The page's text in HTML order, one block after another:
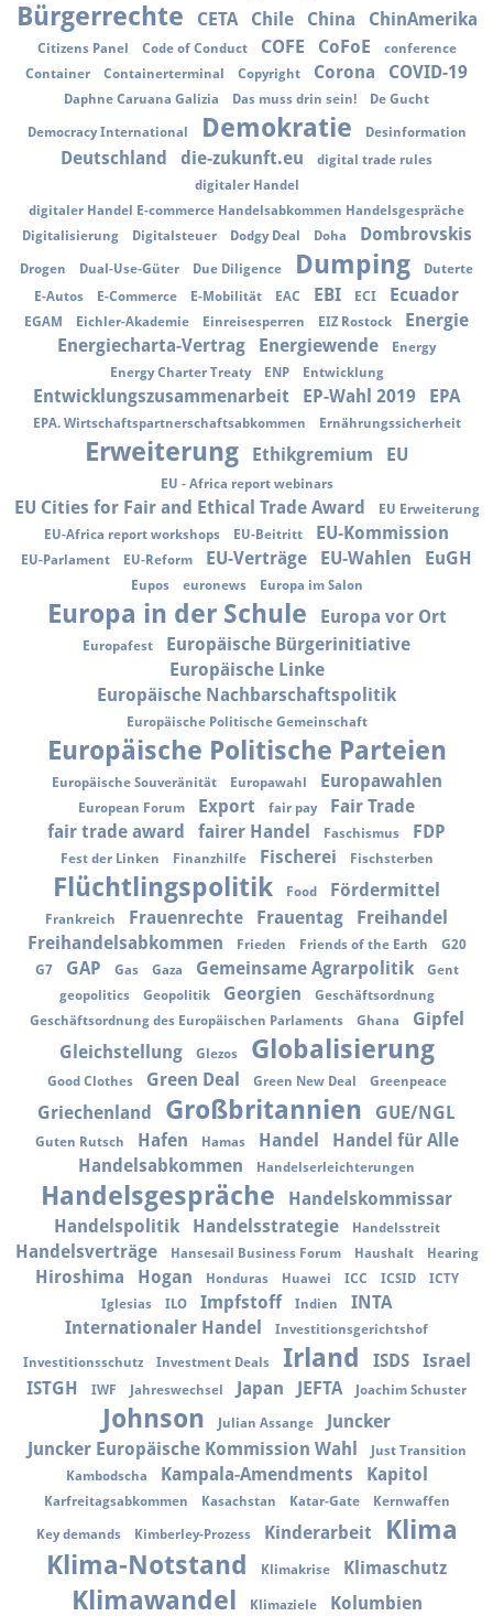
Bürgerrechte CETA Chile China ChinAmerika
Citizens Panel Code of Conduct COFE CoFoE
conference
Container
Containerterminal Copyright Corona COVID-19
Daphne Caruana Galizia Das muss drin sein! De Gucht
Democracy International Demokratie Desinformation
Deutschland die-zukunft.eu
digital trade rules
digitaler Handel
digitaler Handel E-commerce Handelsabkommen Handelsgespräche
Digitalisierung
Digitalsteuer Dodgy Deal Doha Dombrovskis
Drogen Dual-Use-Güter Due Diligence Dumping
Duterte
E-Autos
E-Commerce E-Mobilität EAC EBI ECI Ecuador
EGAM Eichler-Akademie Einreisesperren EIZ Rostock
Energie
Energiecharta-Vertrag
Energiewende
Energy
Energy Charter Treaty
ENP Entwicklung
Entwicklungszusammenarbeit EP-Wahl 2019 EPA
EPA. Wirtschaftspartnerschaftsabkommen Ernährungssicherheit
Erweiterung Ethikgremium EU
EU - Africa report webinars
EU Cities for Fair and Ethical Trade Award
EU Erweiterung
EU-Africa report workshops
EU-Beitritt EU-Kommission
EU-Parlament EU-Reform EU-Verträge EU-Wahlen EuGH
Eupos euronews Europa im Salon
Europa in der Schule Europa vor Ort
Europafest
Europäische Bürgerinitiative
Europäische Linke
Europäische Nachbarschaftspolitik
Europäische Politische Gemeinschaft
Europäische Politische Parteien
Europäische Souveränität Europawahl Europawahlen
European Forum Export fair pay
Fair Trade
fair trade award
fairer Handel Faschismus FDP
Fest der Linken Finanzhilfe Fischerei Fischsterben
Flüchtlingspolitik Food Fördermittel
Frankreich Frauenrechte Frauentag
Freihandel
Freihandelsabkommen
Frieden Friends of the Earth
G20
G7
GAP Gas Gaza Gemeinsame Agrarpolitik
Gent
geopolitics
Geopolitik Georgien
Geschäftsordnung
Geschäftsordnung des Europäischen Parlaments
Ghana
Gipfel
Gleichstellung
Glezos Globalisierung
Good Clothes Green Deal Green New Deal Greenpeace
Griechenland Großbritannien GUE/NGL
Guten Rutsch Hafen Hamas Handel
Handel für Alle
Handelsabkommen
Handelserleichterungen
Handelsgespräche
Handelskommissar
Handelspolitik
Handelsstrategie Handelsstreit
Handelsverträge Hansesail Business Forum Haushalt Hearing
Hiroshima Hogan Honduras Huawei ICC ICSID
ICTY
Iglesias
ILO Impfstoff Indien
INTA
Internationaler Handel
Investitionsgerichtshof
Investitionsschutz Investment Deals Irland ISDS
Israel
ISTGH
IWF Jahreswechsel Japan JEFTA Joachim Schuster
Johnson Julian Assange
Juncker
Juncker Europäische Kommission Wahl
Just Transition
Kambodscha
Kampala-Amendments Kapitol
Karfreitagsabkommen Kasachstan Katar-Gate Kernwaffen
Key demands Kimberley-Prozess Kinderarbeit
Klima
Klima-Notstand
Klimakrise Klimaschutz
Klimawandel Klimaziele Kolumbien